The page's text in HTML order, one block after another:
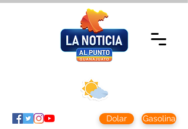
Dolar Gasolina